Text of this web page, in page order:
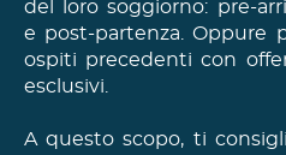
del loro soggiorno: pre-
e post-partenza. Oppure
ospiti precedenti con
esclusivi.
A questo scopo, ti